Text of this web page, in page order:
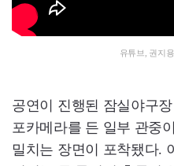
유튜브, 권지
공연이 진행된 잠실야구
포카메라를 든 일부 관중
밀치는 장면이 포착됐다.